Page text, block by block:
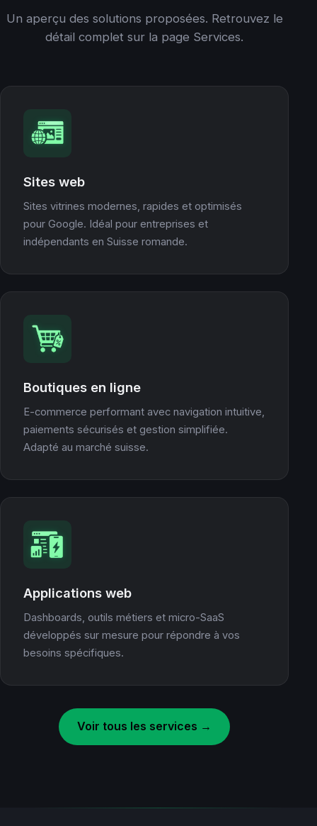
Un aperçu des solutions proposées. Retrouvez le
détail complet sur la page Services.
Sites web
Sites vitrines modernes, rapides et optimisés
pour Google. Idéal pour entreprises et
indépendants en Suisse romande.
Boutiques en ligne
E-commerce performant avec navigation intuitive,
paiements sécurisés et gestion simplifiée.
Adapté au marché suisse.
Applications web
Dashboards, outils métiers et micro-SaaS
développés sur mesure pour répondre à vos
besoins spécifiques.
Voir tous les services →